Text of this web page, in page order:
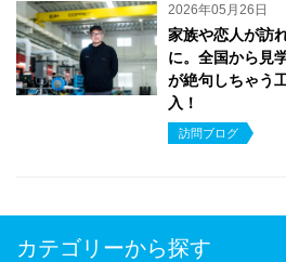
2026年05月26日
家族や恋人が訪
に。全国から見
が絶句しちゃう
入！
訪問ブログ
カテゴリーから探す